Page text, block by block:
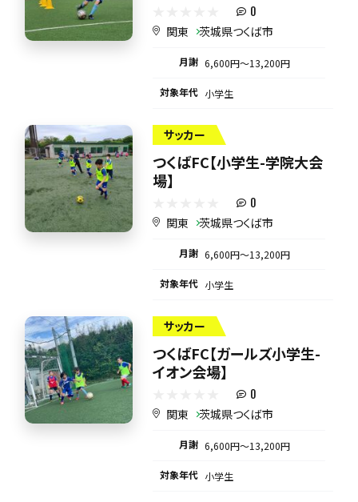
0
関東 茨城県つくば市
月謝 6,600円〜13,200円
対象年代 小学生
サッカー
つくばFC【小学生-学院大会
場】
0
関東 茨城県つくば市
月謝 6,600円〜13,200円
対象年代 小学生
サッカー
つくばFC【ガールズ小学生-
イオン会場】
0
関東 茨城県つくば市
月謝 6,600円〜13,200円
対象年代 小学生